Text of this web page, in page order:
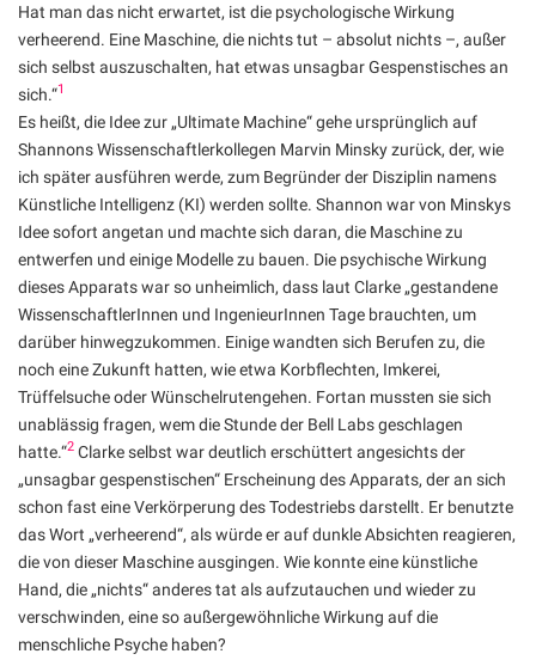
Hat man das nicht erwartet, ist die psychologische Wirkung
verheerend. Eine Maschine, die nichts tut – absolut nichts –, außer
sich selbst auszuschalten, hat etwas unsagbar Gespenstisches an
sich.“1
Es heißt, die Idee zur „Ultimate Machine“ gehe ursprünglich auf
Shannons Wissenschaftlerkollegen Marvin Minsky zurück, der, wie
ich später ausführen werde, zum Begründer der Disziplin namens
Künstliche Intelligenz (KI) werden sollte. Shannon war von Minskys
Idee sofort angetan und machte sich daran, die Maschine zu
entwerfen und einige Modelle zu bauen. Die psychische Wirkung
dieses Apparats war so unheimlich, dass laut Clarke „gestandene
WissenschaftlerInnen und IngenieurInnen Tage brauchten, um
darüber hinwegzukommen. Einige wandten sich Berufen zu, die
noch eine Zukunft hatten, wie etwa Korbflechten, Imkerei,
Trüffelsuche oder Wünschelrutengehen. Fortan mussten sie sich
unablässig fragen, wem die Stunde der Bell Labs geschlagen
hatte.“2 Clarke selbst war deutlich erschüttert angesichts der
„unsagbar gespenstischen“ Erscheinung des Apparats, der an sich
schon fast eine Verkörperung des Todestriebs darstellt. Er benutzte
das Wort „verheerend“, als würde er auf dunkle Absichten reagieren,
die von dieser Maschine ausgingen. Wie konnte eine künstliche
Hand, die „nichts“ anderes tat als aufzutauchen und wieder zu
verschwinden, eine so außergewöhnliche Wirkung auf die
menschliche Psyche haben?